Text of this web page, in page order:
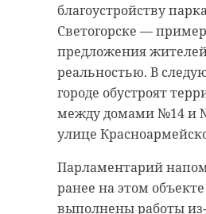
благоустройству
Светогорске —
предложения
реальностью. В
городе обустроят
между домами №14 и
улице
Парламентарий
ранее на этом
выполнены работы